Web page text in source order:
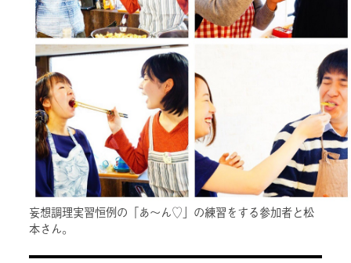
妄想調理実習恒例の「あ～ん♡」の練習をする参加者と松
本さん。